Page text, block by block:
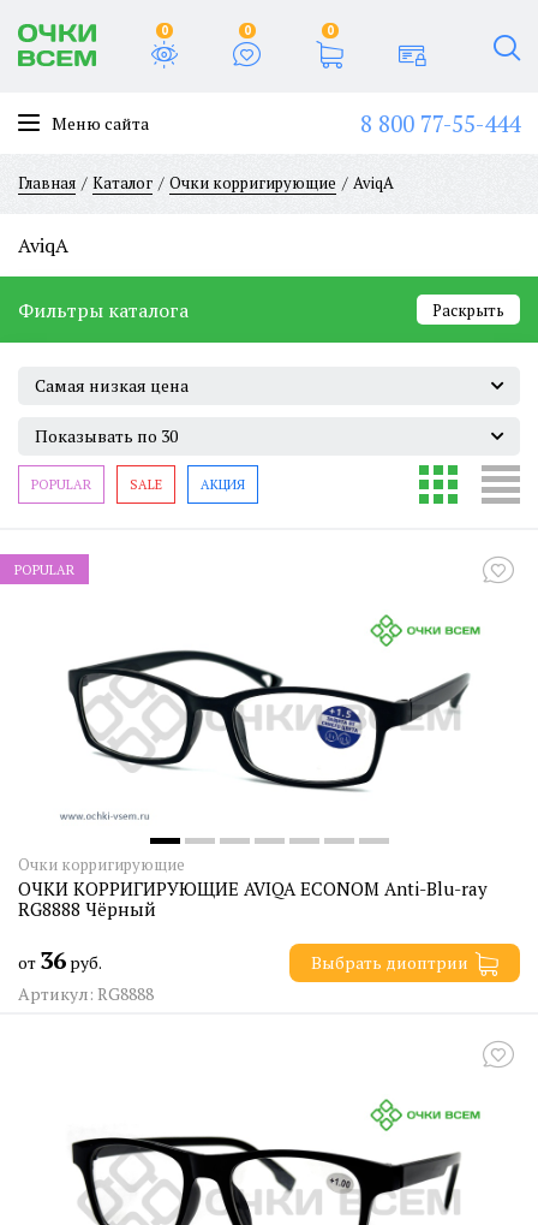
0 0 0
Меню сайта 8 800 77-55-444
Главная Каталог Очки корригирующие AviqA
AviqA
Фильтры каталога Раскрыть
POPULAR SALE АКЦИЯ
Самая низкая цена
Показывать по 30
POPULAR
Очки корригирующие
ОЧКИ КОРРИГИРУЮЩИЕ AVIQA ECONOM Anti-Blu-ray
RG8888 Чёрный
от 36 руб.
Выбрать диоптрии
Артикул: RG8888